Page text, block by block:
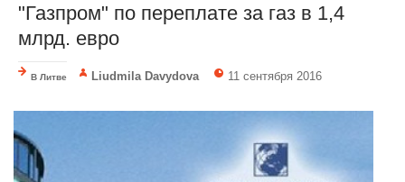
"Газпром" по переплате за газ в 1,4
млрд. евро
В Литве Liudmila Davydova 11 сентября 2016